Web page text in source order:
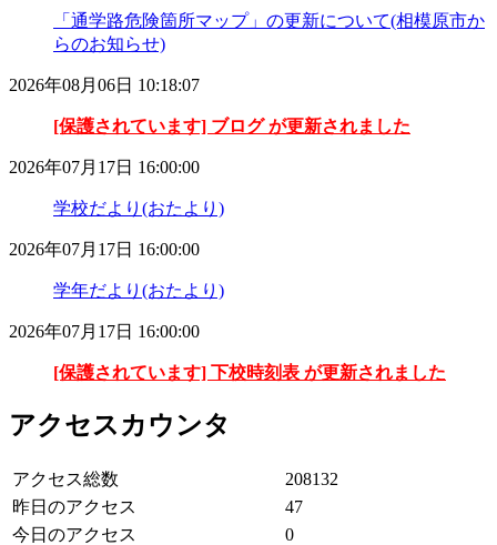
「通学路危険箇所マップ」の更新について(相模原市か
らのお知らせ)
2026年08月06日 10:18:07
[保護されています] ブログ が更新されました
2026年07月17日 16:00:00
学校だより(おたより)
2026年07月17日 16:00:00
学年だより(おたより)
2026年07月17日 16:00:00
[保護されています] 下校時刻表 が更新されました
アクセスカウンタ
アクセス総数
208132
昨日のアクセス
47
今日のアクセス
0